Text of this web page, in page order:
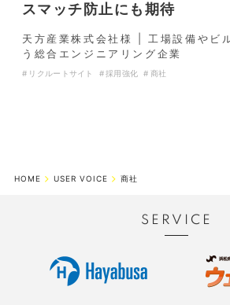
スマッチ防止にも期待
天方産業株式会社様 | 工場設備やビ
う総合エンジニアリング企業
リクルートサイト 採用強化 商社
HOME USER VOICE 商社
SERVICE